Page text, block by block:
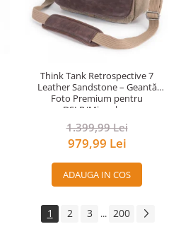
Think Tank Retrospective 7
Leather Sandstone – Geantă
Foto Premium pentru
DSLR/Mirrorless
1.399,99 Lei
979,99 Lei
ADAUGA IN COS
1 2 3 ... 200